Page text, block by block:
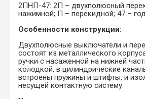
2ПНП-47: 2П – двухполюсный
нажимной; П – перекидной; 47 –
Особенности конструкции:
Двухполюсные выключатели и
состоят из металлического
ручки с насаженной на нижней
колодкой, в цилиндрические
встроены пружины и штифты, и
несущей контактную систему.